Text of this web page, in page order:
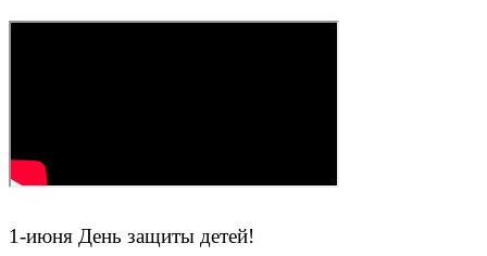
1-июня День защиты детей!